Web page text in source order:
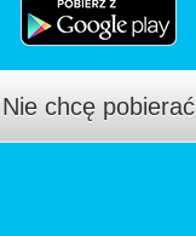
Nie chcę pobierać